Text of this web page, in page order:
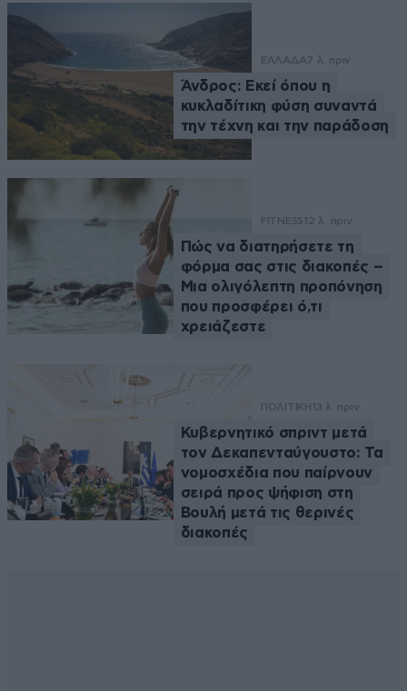
ΕΛΛΑΔΑ7 λ. πριν
Άνδρος: Εκεί όπου η
κυκλαδίτικη φύση συναντά
την τέχνη και την παράδοση
FITNESS 12 λ. πριν
Πώς να διατηρήσετε τη
φόρμα σας στις διακοπές –
Μια ολιγόλεπτη προπόνηση
που προσφέρει ό,τι
χρειάζεστε
ΠΟΛΙΤΙΚΗ 13 λ. πριν
Κυβερνητικό σπριντ μετά
τον Δεκαπενταύγουστο: Τα
νομοσχέδια που παίρνουν
σειρά προς ψήφιση στη
Βουλή μετά τις θερινές
διακοπές